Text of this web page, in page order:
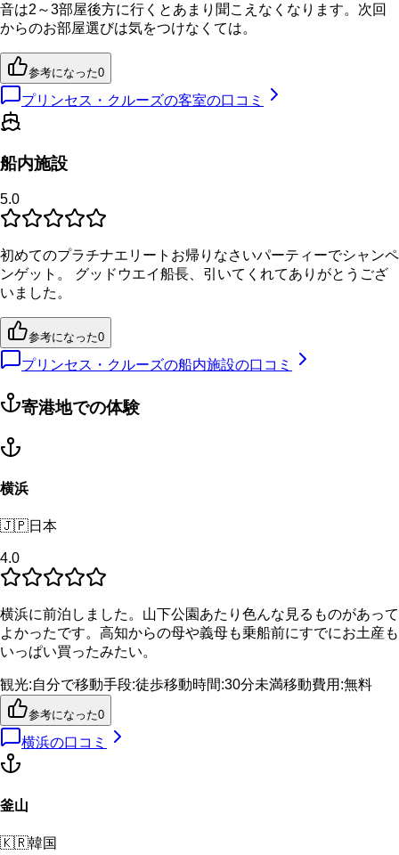
音は2～3部屋後方に行くとあまり聞こえなくなります。次回
からのお部屋選びは気をつけなくては。
参考になった0
プリンセス・クルーズの客室の口コミ
船内施設
5.0
初めてのプラチナエリートお帰りなさいパーティーでシャンペ
ンゲット。 グッドウエイ船長、引いてくれてありがとうござ
いました。
参考になった0
プリンセス・クルーズの船内施設の口コミ
寄港地での体験
横浜
🇯🇵日本
4.0
横浜に前泊しました。山下公園あたり色んな見るものがあって
よかったです。高知からの母や義母も乗船前にすでにお土産も
いっぱい買ったみたい。
観光:自分で移動手段:徒歩移動時間:30分未満移動費用 :無料
参考になった0
横浜の口コミ
釜山
🇰🇷韓国